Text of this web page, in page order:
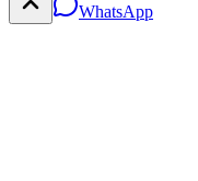
WhatsApp